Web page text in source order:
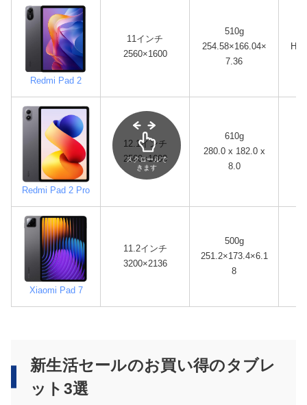
Redmi Pad 2
11インチ
2560×1600
510g
254.58×166.04×
7.36
Redmi Pad 2 Pro
12.1インチ
2560×1600
610g
280.0 x 182.0 x
8.0
Xiaomi Pad 7
11.2インチ
3200×2136
500g
251.2×173.4×6.1
8
スクロールで
きます
新生活セールのお買い得のタブレ
ット3選